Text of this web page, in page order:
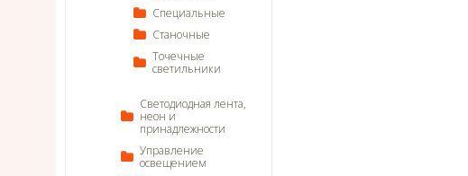
Специальные
Станочные
Точечные
светильники
Светодиодная лента,
неон и
принадлежности
Управление
освещением